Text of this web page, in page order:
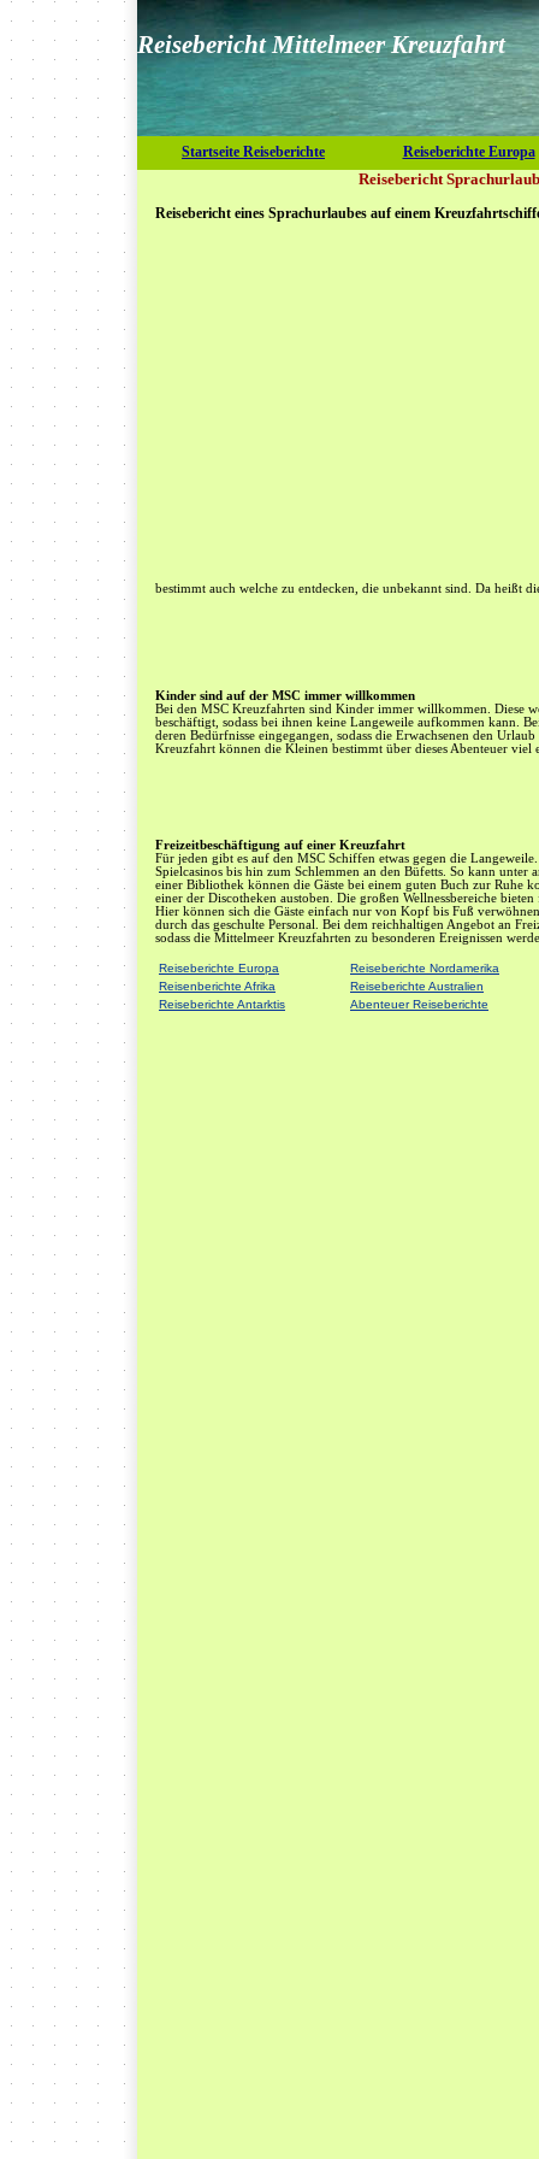
Reisebericht Mittelmeer Kreuzfahrt
Startseite Reiseberichte Reiseberichte Europa
Reisebericht
Reisebericht eines Sprachurlaubes auf einem
bestimmt auch welche zu entdecken, die unbekannt sind. Da heißt
Kinder sind auf der MSC immer willkommen
Bei den MSC Kreuzfahrten sind Kinder immer willkommen. Diese
beschäftigt, sodass bei ihnen keine Langeweile aufkommen kann.
deren Bedürfnisse eingegangen, sodass die Erwachsenen den
Kreuzfahrt können die Kleinen bestimmt über dieses Abenteuer viel
Freizeitbeschäftigung auf einer Kreuzfahrt
Für jeden gibt es auf den MSC Schiffen etwas gegen die
Spielcasinos bis hin zum Schlemmen an den Büfetts. So kann unter
einer Bibliothek können die Gäste bei einem guten Buch zur Ruhe
einer der Discotheken austoben. Die großen Wellnessbereiche
Hier können sich die Gäste einfach nur von Kopf bis Fuß
durch das geschulte Personal. Bei dem reichhaltigen Angebot an
sodass die Mittelmeer Kreuzfahrten zu besonderen Ereignissen
Reiseberichte Europa
Reiseberichte Nordamerika
Reisenberichte Afrika
Reiseberichte Australien
Reiseberichte Antarktis
Abenteuer Reiseberichte